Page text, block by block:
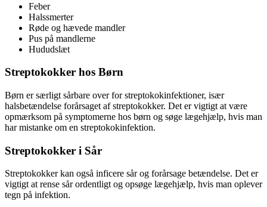
Feber
Halssmerter
Røde og hævede mandler
Pus på mandlerne
Hududslæt
Streptokokker hos Børn
Børn er særligt sårbare over for streptokokinfektioner, især
halsbetændelse forårsaget af streptokokker. Det er vigtigt at være
opmærksom på symptomerne hos børn og søge lægehjælp, hvis man
har mistanke om en streptokokinfektion.
Streptokokker i Sår
Streptokokker kan også inficere sår og forårsage betændelse. Det er
vigtigt at rense sår ordentligt og opsøge lægehjælp, hvis man oplever
tegn på infektion.